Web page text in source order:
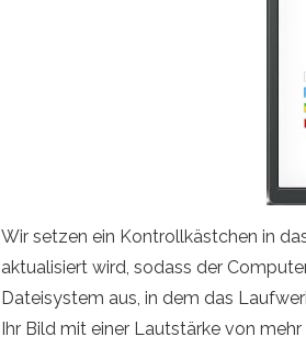
Wir setzen ein Kontrollkästchen in
aktualisiert wird, sodass der
Dateisystem aus, in dem das
Ihr Bild mit einer Lautstärke von